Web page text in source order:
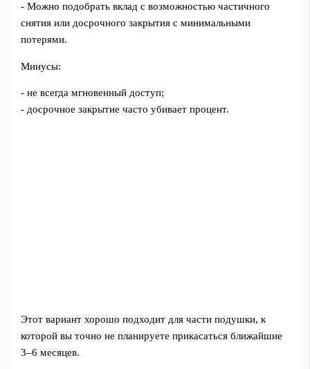
- Можно подобрать вклад с возможностью частичного
снятия или досрочного закрытия с минимальными
потерями.
Минусы:
- не всегда мгновенный доступ;
- досрочное закрытие часто убивает процент.
Этот вариант хорошо подходит для части подушки, к
которой вы точно не планируете прикасаться ближайшие
3–6 месяцев.